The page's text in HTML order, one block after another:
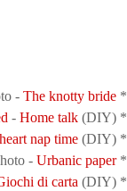
- The knotty bride *
- Home talk (DIY) *
nap time (DIY) *
- Urbanic paper*
di carta (DIY) *